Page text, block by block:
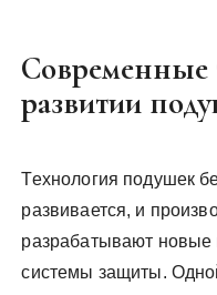
Современные
развитии
Технология подушек
развивается, и
разрабатывают
системы защиты.